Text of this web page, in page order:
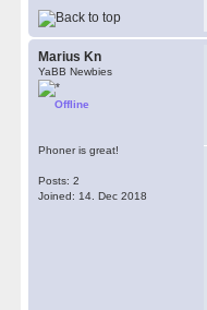
Marius Kn
YaBB Newbies
Offline
Phoner is great!
Posts: 2
Joined: 14. Dec 2018